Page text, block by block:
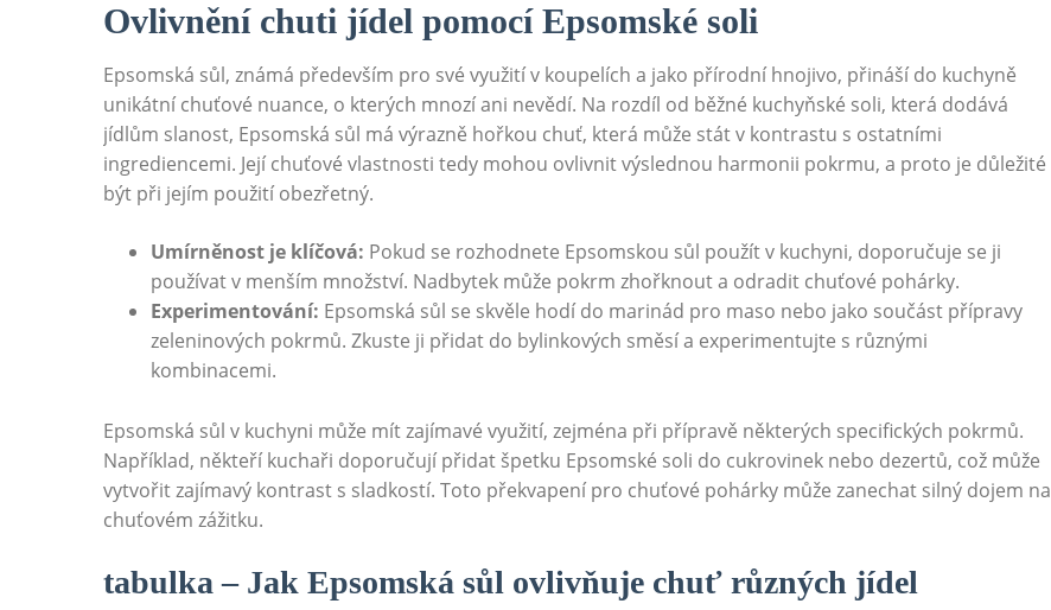
Ovlivnění chuti jídel pomocí Epsomské soli
Epsomská sůl, známá především pro své využití v koupelích a jako přírodní hnojivo, přináší do kuchyně
unikátní chuťové nuance, o kterých mnozí ani nevědí. Na rozdíl od běžné kuchyňské soli, která dodává
jídlům slanost, Epsomská sůl má výrazně hořkou chuť, která může stát v kontrastu s ostatními
ingrediencemi. Její chuťové vlastnosti tedy mohou ovlivnit výslednou harmonii pokrmu, a proto je důležité
být při jejím použití obezřetný.
Umírněnost je klíčová: Pokud se rozhodnete Epsomskou sůl použít v kuchyni, doporučuje se ji
používat v menším množství. Nadbytek může pokrm zhořknout a odradit chuťové pohárky.
Experimentování: Epsomská sůl se skvěle hodí do marinád pro maso nebo jako součást přípravy
zeleninových pokrmů. Zkuste ji přidat do bylinkových směsí a experimentujte s různými
kombinacemi.
Epsomská sůl v kuchyni může mít zajímavé využití, zejména při přípravě některých specifických pokrmů.
Například, někteří kuchaři doporučují přidat špetku Epsomské soli do cukrovinek nebo dezertů, což může
vytvořit zajímavý kontrast s sladkostí. Toto překvapení pro chuťové pohárky může zanechat silný dojem na
chuťovém zážitku.
tabulka – Jak Epsomská sůl ovlivňuje chuť různých jídel